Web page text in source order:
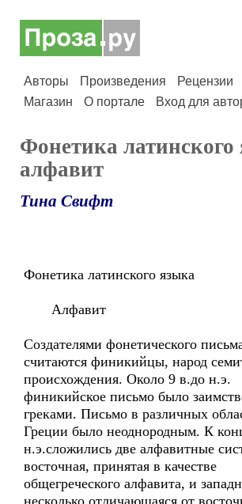
Авторы Произведения Рецензии
Магазин
О портале Вход для
Фонетика
алфавит
Тина Свифт
Фонетика латинского языка
Алфавит
Создателями фонетического
считаются финикийцы, народ
происхождения. Около 9 в.до н.э.
финикийское письмо было
греками. Письмо в различных
Греции было неоднородным. К
н.э.сложились две алфавитные
восточная, принятая в качестве
общегреческого алфавита, и
несколько отличающаяся от